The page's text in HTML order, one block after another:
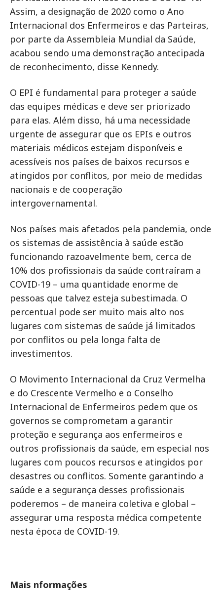
Assim, a designação de 2020 como o Ano
Internacional dos Enfermeiros e das Parteiras,
por parte da Assembleia Mundial da Saúde,
acabou sendo uma demonstração antecipada
de reconhecimento, disse Kennedy.
O EPI é fundamental para proteger a saúde
das equipes médicas e deve ser priorizado
para elas. Além disso, há uma necessidade
urgente de assegurar que os EPIs e outros
materiais médicos estejam disponíveis e
acessíveis nos países de baixos recursos e
atingidos por conflitos, por meio de medidas
nacionais e de cooperação
intergovernamental.
Nos países mais afetados pela pandemia, onde
os sistemas de assistência à saúde estão
funcionando razoavelmente bem, cerca de
10% dos profissionais da saúde contraíram a
COVID-19 – uma quantidade enorme de
pessoas que talvez esteja subestimada. O
percentual pode ser muito mais alto nos
lugares com sistemas de saúde já limitados
por conflitos ou pela longa falta de
investimentos.
O Movimento Internacional da Cruz Vermelha
e do Crescente Vermelho e o Conselho
Internacional de Enfermeiros pedem que os
governos se comprometam a garantir
proteção e segurança aos enfermeiros e
outros profissionais da saúde, em especial nos
lugares com poucos recursos e atingidos por
desastres ou conflitos. Somente garantindo a
saúde e a segurança desses profissionais
poderemos – de maneira coletiva e global –
assegurar uma resposta médica competente
nesta época de COVID-19.
Mais nformações